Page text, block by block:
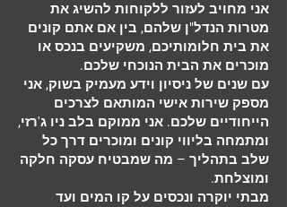
אני מחויב לעזור ללקוחות להשיג את
מטרות הנדל"ן שלהם, בין אם אתם קונים
את בית חלומותיכם, משקיעים בנכס או
מוכרים את הבית הנוכחי שלכם.
עם שנים של ניסיון וידע מעמיק בשוק, אני
מספק שירות אישי המותאם לצרכים
הייחודיים שלכם. אני ממוקם בלב ניו ג'רזי,
ומתמחה בליווי קונים ומוכרים דרך כל
שלב בתהליך – מה שמבטיח עסקה חלקה
ומוצלחת.
מבתי יוקרה ונכסים על קו המים ועד